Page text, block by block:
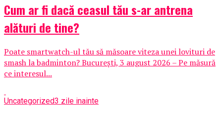
Cum ar fi dacă ceasul tău s-ar antrena
alături de tine?
Poate smartwatch-ul tău să măsoare viteza unei lovituri de
smash la badminton? București, 3 august 2026 – Pe măsură
ce interesul...
Uncategorized3 zile inainte